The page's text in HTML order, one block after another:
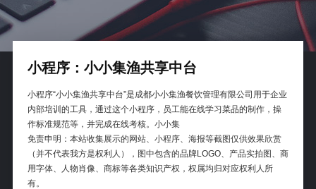
小程序：小小集渔共享中台
小程序“小小集渔共享中台”是成都小小集渔餐饮管理有限公司用于企业
内部培训的工具，通过这个小程序，员工能在线学习菜品的制作，操
作标准规范等，并完成在线考核。小小集
免责申明：本站收集展示的网站、小程序、海报等截图仅供效果欣赏
（并不代表我方是权利人），图中包含的品牌LOGO、产品实拍图、商
用字体、人物肖像、商标等各类知识产权，权属均归对应权利人所
有。